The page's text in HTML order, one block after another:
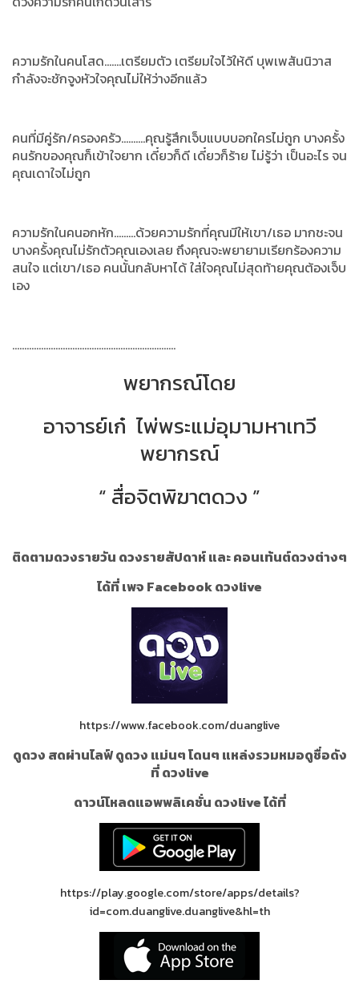
ความรักในคนโสด.......เตรียมตัว เตรียมใจไว้ให้ดี บุพเพสันนิวาส
กำลังจะชักจูงหัวใจคุณไม่ให้ว่างอีกแล้ว
คนที่มีคู่รัก/ครองครัว..........คุณรู้สึกเจ็บแบบบอกใครไม่ถูก บางครั้ง
คนรักของคุณก็เข้าใจยาก เดี๋ยวก็ดี เดี๋ยวก็ร้าย ไม่รู้ว่า เป็นอะไร จน
คุณเดาใจไม่ถูก
ความรักในคนอกหัก.........ด้วยความรักที่คุณมีให้เขา/เธอ มากชะจน
บางครั้งคุณไม่รักตัวคุณเองเลย ถึงคุณจะพยายามเรียกร้องความ
สนใจ แต่เขา/เธอ คนนั้นกลับหาได้ ใส่ใจคุณไม่สุดท้ายคุณต้องเจ็บ
เอง
....................................................................
พยากรณ์โดย
อาจารย์เก๋ ไพ่พระแม่อุมามหาเทวี
พยากรณ์
“ สื่อจิตพิฆาตดวง ”
ติดตามดวงรายวัน ดวงรายสัปดาห์ และ คอนเท้นต์ดวงต่างๆ
ได้ที่ เพจ Facebook ดวงlive
https://www.facebook.com/duanglive
ดูดวง สดผ่านไลฟ์ ดูดวง แม่นๆ โดนๆ แหล่งรวมหมอดูชื่อดัง
ที่ ดวงlive
ดาวน์โหลดแอพพลิเคชั่น ดวงlive ได้ที่
https://play.google.com/store/apps/details?
id=com.duanglive.duanglive&hl=th